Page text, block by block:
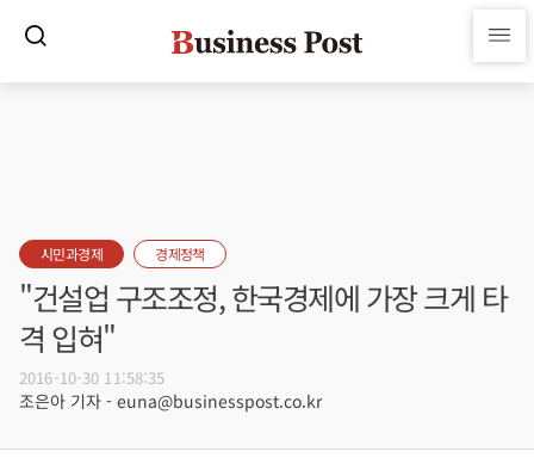
시민과경제 경제정책
"건설업 구조조정, 한국경제에 가장 크게 타
격 입혀"
2016-10-30 11:58:35
조은아 기자 - euna@businesspost.co.kr